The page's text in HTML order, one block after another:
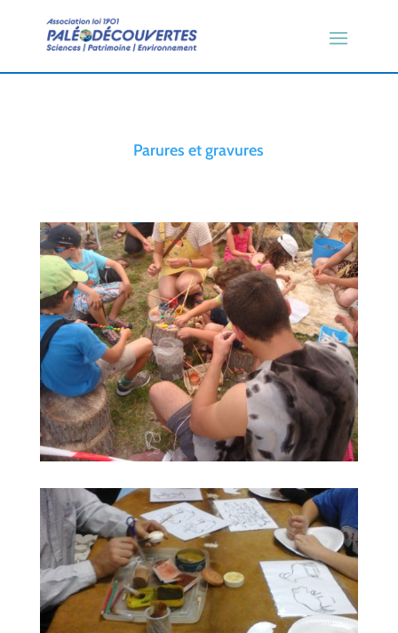
Parures et gravures